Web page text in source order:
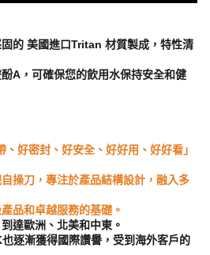
的 美國進口Tritan 材質製成，特性清
A，可確保您的飲用水保持安全和健
好密封、好安全、好好用、好好看」
操刀，專注於產品結構設計，融入多
品和卓越服務的基礎。
達歐洲、北美和中東。
逐漸獲得國際讚譽，受到海外客戶的